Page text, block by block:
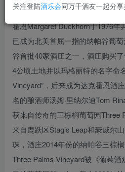
达克霍恩酒庄由丹·达克霍恩Dan
霍恩Margaret Duckhorn于1976年
已成为北美首屈一指的纳帕谷葡
谷首批40家酒庄之一，酒庄购买
4公顷土地并以玛格丽特的名字命
Vineyard”，后来成为达克霍恩酒
名的酿酒师汤姆·里纳尔迪Tom
获来自传奇的三棕榈葡萄园Three
来自鹿跃区Stag’s Leap和豪威尔
珠，酒庄2014年份的纳帕谷三棕
Three Palms Vineyard被《葡萄
关注登陆酒乐会同万千酒友一起分